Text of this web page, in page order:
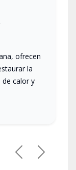
ofrecen
la
de calor y
Anterior